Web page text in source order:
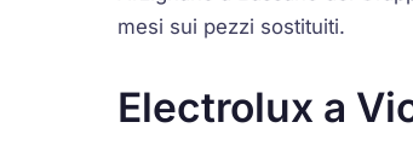
mesi sui pezzi sostituiti.
Electrolux a